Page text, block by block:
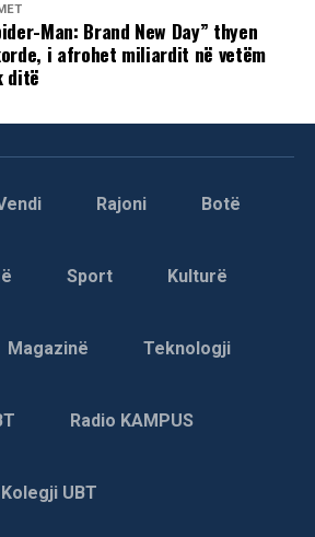
Man: Brand New Day” thyen
i afrohet miliardit në vetëm
ditë
Rajoni Botë
Sport Kulturë
Magazinë Teknologji
Radio KAMPUS
Kolegji UBT